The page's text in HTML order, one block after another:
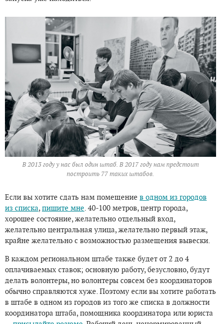
В 2013 году у нас был один штаб. В 2017 году нам предстоит
построить 77 таких штабов.
Если вы хотите сдать нам помещение в одном из городов
из списка,пишите мне. 40-100 метров, центр города,
хорошее состояние, желательно отдельный вход,
желательно центральная улица, желательно первый этаж,
крайне желательно с возможностью размещения вывески.
В каждом региональном штабе также будет от 2 до 4
оплачиваемых ставок; основную работу, безусловно, будут
делать волонтеры, но волонтеры совсем без координаторов
обычно справляются хуже. Поэтому если вы хотите работать
в штабе в одном из городов из того же списка в должности
координатора штаба, помощника координатора или юриста